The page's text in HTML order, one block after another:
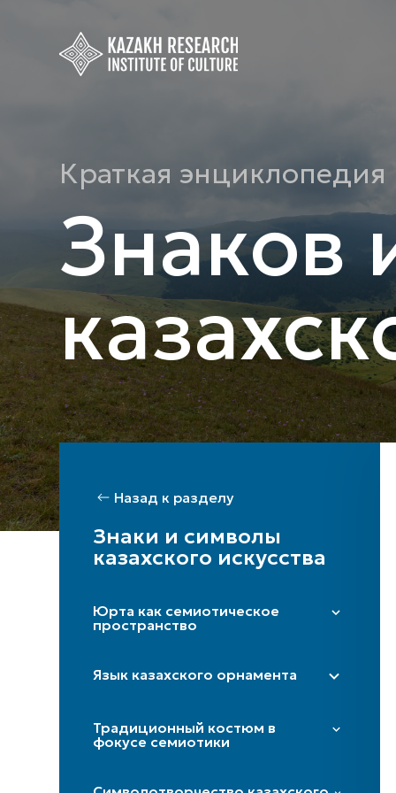
Краткая энциклопедия
Знаков
Назад к разделу
Знаки и символы
казахского искусства
Юрта как семиотическое
пространство
Кереге/қанат
Язык казахского орнамента
«Күн көзі» (глаз солнца)
«Шимай» (спираль)
Традиционный костюм в
фокусе семиотики